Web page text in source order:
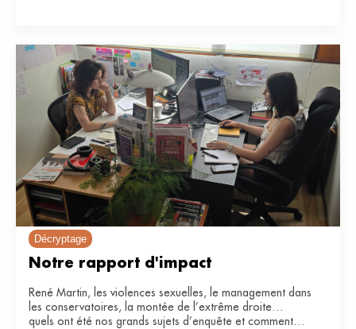
Décryptage
Notre rapport d'impact
René Martin, les violences sexuelles, le management dans
les conservatoires, la montée de l’extrême droite…
quels ont été nos grands sujets d’enquête et comment